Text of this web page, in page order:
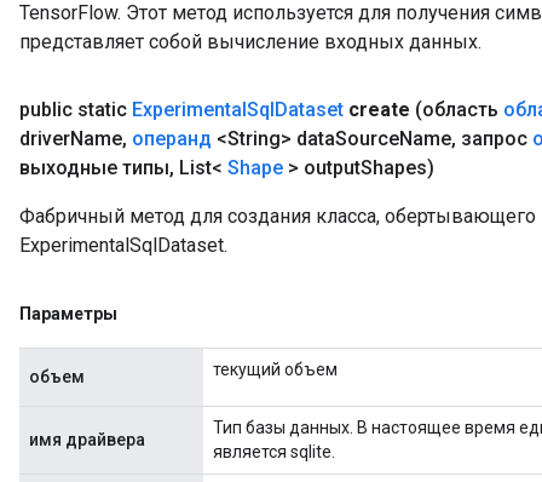
TensorFlow. Этот метод используется для получения
представляет собой вычисление входных данных.
public static ExperimentalSqlDataset create (область
driverName, операнд <String> dataSourceName, запрос
выходные типы, List< Shape > outputShapes)
Фабричный метод для создания класса,
ExperimentalSqlDataset.
Параметры
объем текущий объем
имя драйвера
Тип базы данных. В настоящее время
является sqlite.